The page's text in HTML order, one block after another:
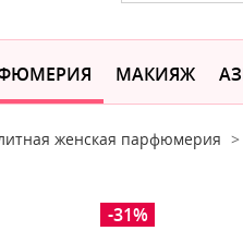
МАКИЯЖ
женская парфюмерия
-31%